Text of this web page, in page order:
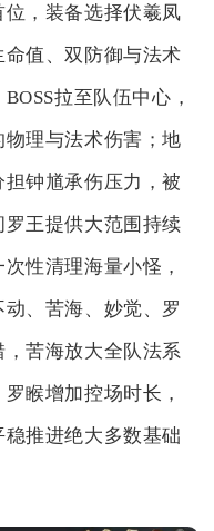
，装备选择伏羲凤
值、双防御与法术
拉至队伍中心，
理与法术伤害；地
钟馗承伤压力，被
王提供大范围持续
性清理海量小怪，
、苦海、妙觉、罗
苦海放大全队法系
睺增加控场时长，
推进绝大多数基础